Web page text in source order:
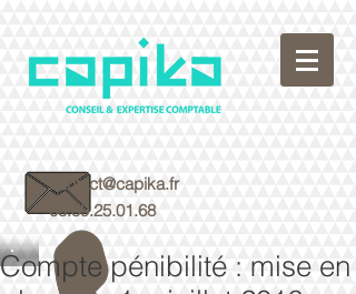
contact@capika.fr
05.59.25.01.68
Compte pénibilité : mise en